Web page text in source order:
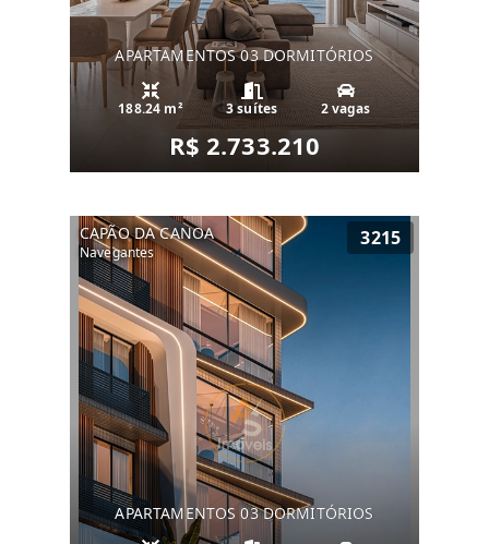
APARTAMENTOS 03 DORMITÓRIOS
188.24 m² 3 suítes 2 vagas
R$ 2.733.210
CAPÃO DA CANOA
Navegantes
3215
APARTAMENTOS 03 DORMITÓRIOS